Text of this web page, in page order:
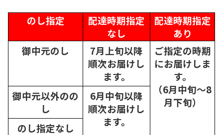
のし指定
配達時期指定
なし
配達時期指定
あり
御中元のし
7月上旬以降
順次お届けし
ます。
ご指定の時期
にお届けしま
す。
（6月中旬～8
月下旬）
御中元以外のの
し
6月中旬以降
順次お届けし
ます。
のし指定なし